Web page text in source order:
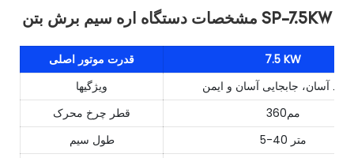
مشخصات دستگاه اره سیم برش بتن SP-7.5KW
قدرت موتور اصلی
7.5 KW
ویژگیها
آسان، جابجایی آسان و ایمن
قطر چرخ محرک
مم360
طول سیم
5-40 متر